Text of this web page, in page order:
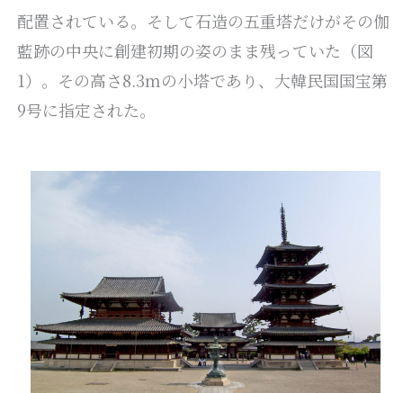
配置されている。そして石造の五重塔だけがその伽
藍跡の中央に創建初期の姿のまま残っていた（図
1）。その高さ8.3mの小塔であり、大韓民国国宝第
9号に指定された。